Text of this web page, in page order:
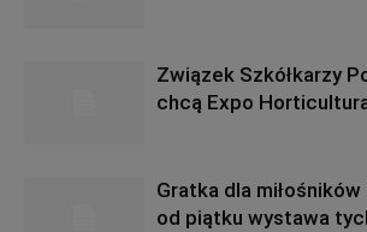
Związek Szkółkarzy
chcą Expo
Gratka dla
od piątku wystawa